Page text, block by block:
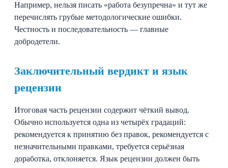
Например, нельзя писать «работа безупречна» и тут же
перечислять грубые методологические ошибки.
Честность и последовательность — главные
добродетели.
Заключительный вердикт и язык
рецензии
Итоговая часть рецензии содержит чёткий вывод.
Обычно используется одна из четырёх градаций:
рекомендуется к принятию без правок, рекомендуется с
незначительными правками, требуется серьёзная
доработка, отклоняется. Язык рецензии должен быть